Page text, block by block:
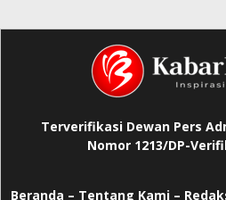
Terverifikasi Dewan Pers
Nomor 1213/DP-
Beranda – Tentang Kami –